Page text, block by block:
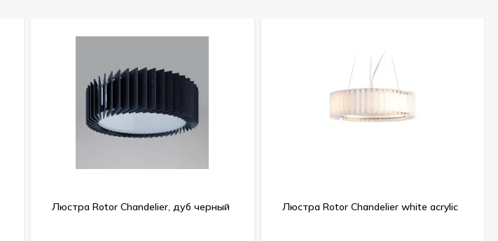
Люстра Rotor Chandelier, дуб черный Люстра Rotor Chandelier white acrylic